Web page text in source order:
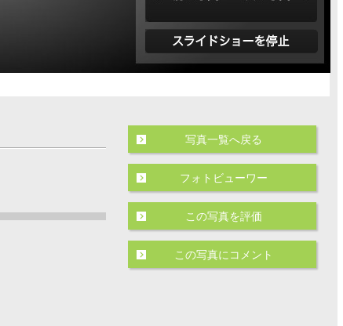
写真一覧へ戻る
フォトビューワー
この写真を評価
この写真にコメント